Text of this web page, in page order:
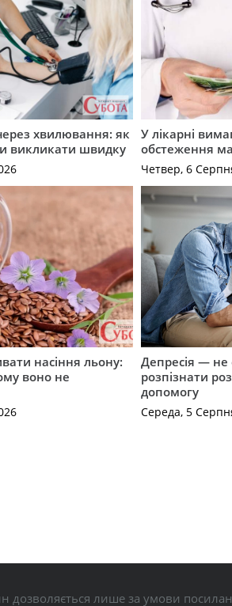
хвилювання: як
викликати швидку
У лікарні
обстеження
Четвер, 6
насіння льону:
воно не
Депресія — не
розпізнати
допомогу
Середа, 5
дозволяється лише за умови